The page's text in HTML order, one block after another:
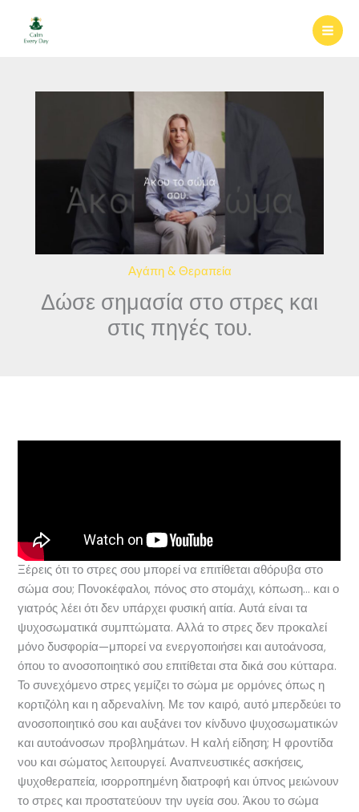
περιεχόμενο
Αγάπη & Θεραπεία
Δώσε σημασία στο στρες και
στις πηγές του.
Ξέρεις ότι το στρες σου μπορεί να επιτίθεται αθόρυβα στο
σώμα σου; Πονοκέφαλοι, πόνος στο στομάχι, κόπωση… και ο
γιατρός λέει ότι δεν υπάρχει φυσική αιτία. Αυτά είναι τα
ψυχοσωματικά συμπτώματα. Αλλά το στρες δεν προκαλεί
μόνο δυσφορία—μπορεί να ενεργοποιήσει και αυτοάνοσα,
όπου το ανοσοποιητικό σου επιτίθεται στα δικά σου κύτταρα.
Το συνεχόμενο στρες γεμίζει το σώμα με ορμόνες όπως η
κορτιζόλη και η αδρεναλίνη. Με τον καιρό, αυτό μπερδεύει το
ανοσοποιητικό σου και αυξάνει τον κίνδυνο ψυχοσωματικών
και αυτοάνοσων προβλημάτων. Η καλή είδηση; Η φροντίδα
νου και σώματος λειτουργεί. Αναπνευστικές ασκήσεις,
ψυχοθεραπεία, ισορροπημένη διατροφή και ύπνος μειώνουν
το στρες και προστατεύουν την υγεία σου. Άκου το σώμα